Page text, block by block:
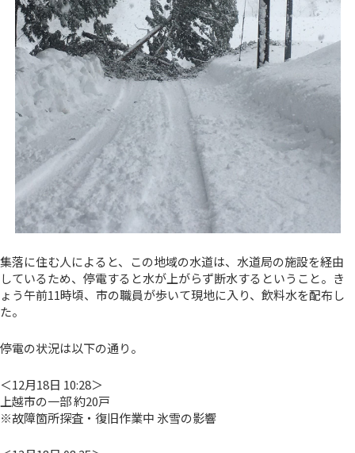
集落に住む人によると、この地域の水道は、水道局の施設を経由
しているため、停電すると水が上がらず断水するということ。き
ょう午前11時頃、市の職員が歩いて現地に入り、飲料水を配布し
た。
停電の状況は以下の通り。
＜12月18日 10:28＞
上越市の一部 約20戸
※故障箇所探査・復旧作業中 氷雪の影響